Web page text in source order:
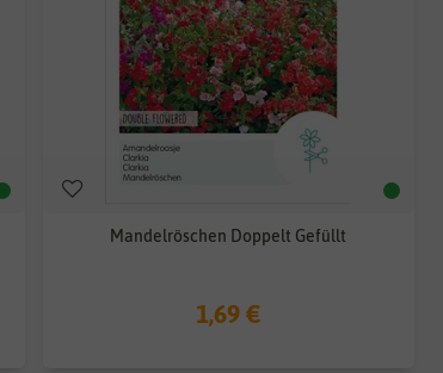
Mandelröschen Doppelt Gefüllt
1,69 €